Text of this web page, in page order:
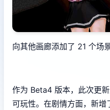
向其他画廊添加了 21 个场
作为 Beta4 版本，此次更
可玩性。在剧情方面，新